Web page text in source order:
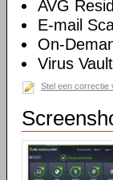
AVG
E-mail
On-
Virus Vault
Stel een correctie